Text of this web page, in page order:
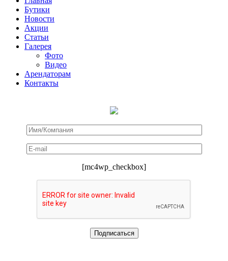
Бутики
Новости
Акции
Статьи
Галерея
Фото
Видео
Арендаторам
Контакты
[mc4wp_checkbox]